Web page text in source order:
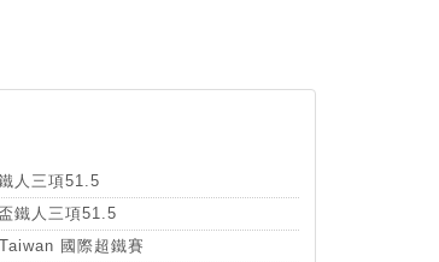
人三項51.5
鐵人三項51.5
國際超鐵賽